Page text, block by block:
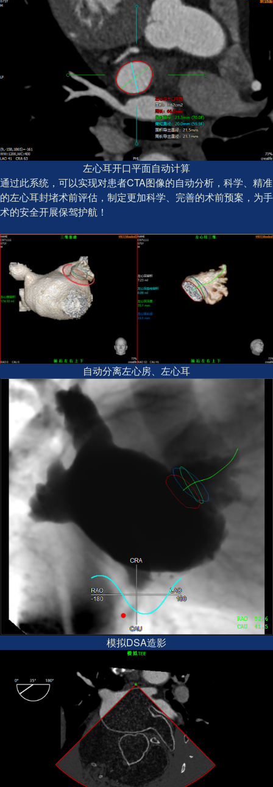
左心耳开口平面自动计算
通过此系统，可以实现对患者CTA图像的自动分析，科学、精准
的左心耳封堵术前评估，制定更加科学、完善的术前预案，为手
术的安全开展保驾护航！
自动分离左心房、左心耳
模拟DSA造影